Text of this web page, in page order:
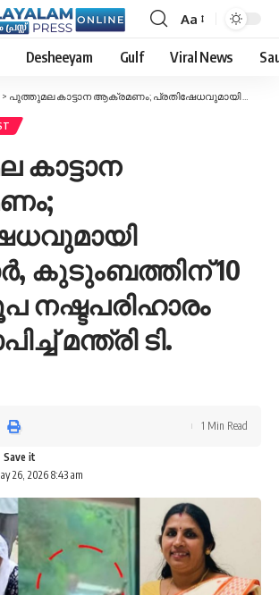
Font
Resizer
Aa
Desheeyam Gulf Viral News
> പുത്തുമല കാട്ടാന ആക്രമണം; പ്രതിഷേധവുമായി നാട്ടുകാർ, കുടുംബത്തിന് 10 ലക്ഷം രൂപ നഷ്ടപരിഹാരം പ്രഖ്യാപിച്ച് മന്ത്രി ടി. സിദ്ദിഖ്
കുടുംബത്തിന് 10
നഷ്ടപരിഹാരം
മന്ത്രി ടി.
26, 2026 8:43 am
1 Min Read